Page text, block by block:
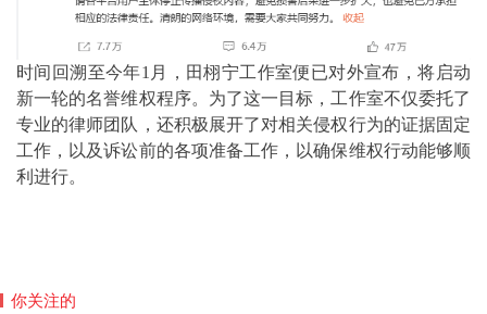
时间回溯至今年1月，田栩宁工作室便已对外宣布，将启动
新一轮的名誉维权程序。为了这一目标，工作室不仅委托了
专业的律师团队，还积极展开了对相关侵权行为的证据固定
工作，以及诉讼前的各项准备工作，以确保维权行动能够顺
利进行。
你关注的